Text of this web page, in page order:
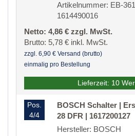
Artikelnummer: EB-
1614490016
Netto: 4,86 € zzgl. MwSt.
Brutto: 5,78 € inkl. MwSt.
zzgl. 6,90 € Versand (brutto)
einmalig pro Bestellung
Lieferzeit: 10
Pos.
4/4
BOSCH Schalter |
28 DFR | 1617200127
Hersteller: BOSCH